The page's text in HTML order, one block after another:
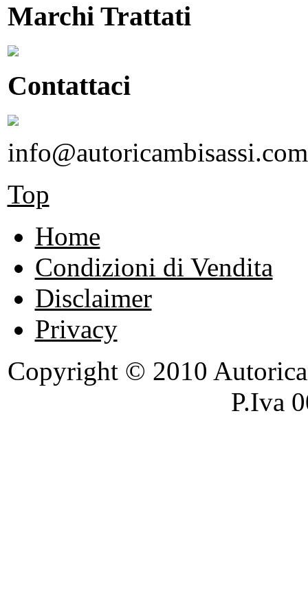
Marchi Trattati
Contattaci
info@autoricambisassi.com
Top
Home
Condizioni di Vendita
Disclaimer
Privacy
Copyright © 2010
P.Iva